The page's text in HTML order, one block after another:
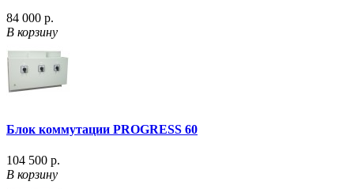
84 000 р.
В корзину
Блок коммутации PROGRESS 60
104 500 р.
В корзину